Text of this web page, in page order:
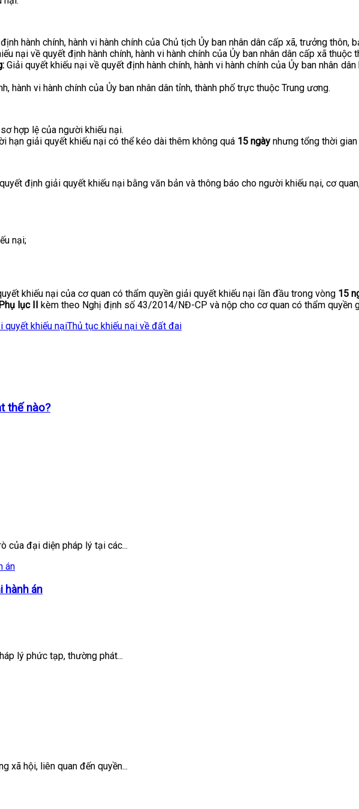
hành chính, hành vi hành chính của Chủ tịch Ủy ban nhân dân cấp xã, trưởng thôn,
nại về quyết định hành chính, hành vi hành chính của Ủy ban nhân dân cấp xã thuộc
Giải quyết khiếu nại về quyết định hành chính, hành vi hành chính của Ủy ban nhân
hành vi hành chính của Ủy ban nhân dân tỉnh, thành phố trực thuộc Trung ương.
hợp lệ của người khiếu nại.
hạn giải quyết khiếu nại có thể kéo dài thêm không quá 15 ngày nhưng tổng thời
định giải quyết khiếu nại bằng văn bản và thông báo cho người khiếu nại, cơ
nại;
khiếu nại của cơ quan có thẩm quyền giải quyết khiếu nại lần đầu trong vòng 15
lục II kèm theo Nghị định số 43/2014/NĐ-CP và nộp cho cơ quan có thẩm quyền
quyết khiếu nạiThủ tục khiếu nại về đất đai
thế nào?
của đại diện pháp lý tại các...
hành án
lý phức tạp, thường phát...
xã hội, liên quan đến quyền...